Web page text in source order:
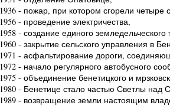
1936 - пожар, при котором сгорели четыре
1956 - проведение электричества,
1958 - создание единого
1960 - закрытие сельского управления в
1971 - асфальтирование дороги,
1972 - начало регулярного автобусного
1975 - объединение бенетицкого и
1980 - Бенетице стало частью Светлы над
1989 - возвращение земли настоящим